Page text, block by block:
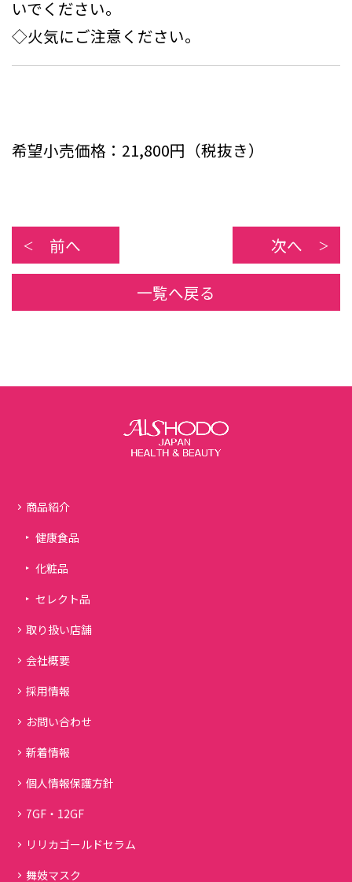
いでください。
◇火気にご注意ください。
希望小売価格：21,800円（税抜き）
前へ 次へ
一覧へ戻る
商品紹介
健康食品
化粧品
セレクト品
取り扱い店舗
会社概要
採用情報
お問い合わせ
新着情報
個人情報保護方針
7GF・12GF
リリカゴールドセラム
舞妓マスク